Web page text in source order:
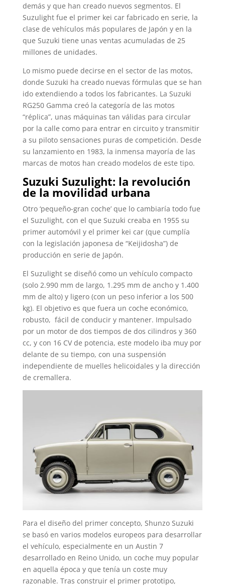
demás y que han creado nuevos segmentos. El
Suzulight fue el primer kei car fabricado en serie, la
clase de vehículos más populares de Japón y en la
que Suzuki tiene unas ventas acumuladas de 25
millones de unidades.
Lo mismo puede decirse en el sector de las motos,
donde Suzuki ha creado nuevas fórmulas que se han
ido extendiendo a todos los fabricantes. La Suzuki
RG250 Gamma creó la categoría de las motos
“réplica”, unas máquinas tan válidas para circular
por la calle como para entrar en circuito y transmitir
a su piloto sensaciones puras de competición. Desde
su lanzamiento en 1983, la inmensa mayoría de las
marcas de motos han creado modelos de este tipo.
Suzuki Suzulight: la revolución
de la movilidad urbana
Otro ‘pequeño-gran coche’ que lo cambiaría todo fue
el Suzulight, con el que Suzuki creaba en 1955 su
primer automóvil y el primer kei car (que cumplía
con la legislación japonesa de “Keijidosha”) de
producción en serie de Japón.
El Suzulight se diseñó como un vehículo compacto
(solo 2.990 mm de largo, 1.295 mm de ancho y 1.400
mm de alto) y ligero (con un peso inferior a los 500
kg). El objetivo es que fuera un coche económico,
robusto, fácil de conducir y mantener. Impulsado
por un motor de dos tiempos de dos cilindros y 360
cc, y con 16 CV de potencia, este modelo iba muy por
delante de su tiempo, con una suspensión
independiente de muelles helicoidales y la dirección
de cremallera.
Para el diseño del primer concepto, Shunzo Suzuki
se basó en varios modelos europeos para desarrollar
el vehículo, especialmente en un Austin 7
desarrollado en Reino Unido, un coche muy popular
en aquella época y que tenía un coste muy
razonable. Tras construir el primer prototipo,